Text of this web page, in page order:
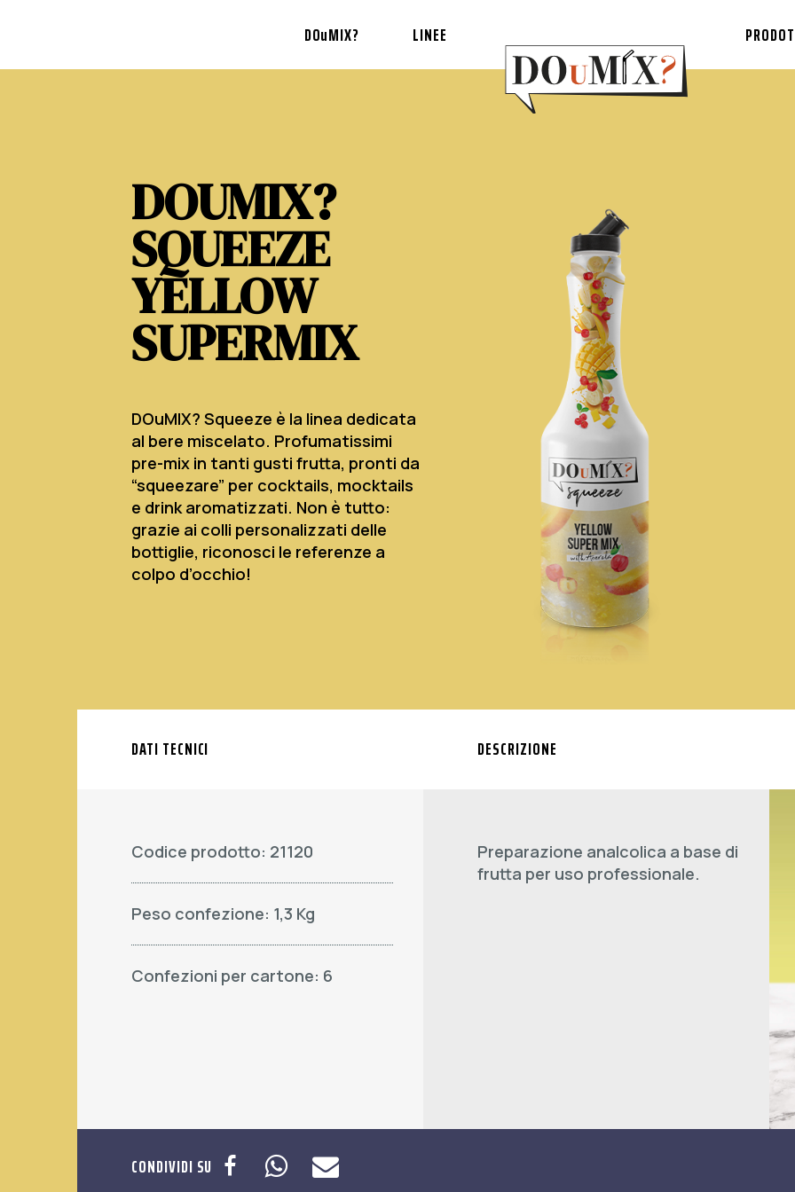
DOuMIX? LINEE
DOUMIX?
SQUEEZE
YELLOW
SUPERMIX
DOuMIX? Squeeze è la linea dedicata
al bere miscelato. Profumatissimi
pre-mix in tanti gusti frutta, pronti da
“squeezare” per cocktails, mocktails
e drink aromatizzati. Non è tutto:
grazie ai colli personalizzati delle
bottiglie, riconosci le referenze a
colpo d’occhio!
DATI TECNICI
Codice prodotto: 21120
Peso confezione: 1,3 Kg
Confezioni per cartone: 6
DESCRIZIONE
Preparazione analcolica a base di
frutta per uso professionale.
CONDIVIDI SU